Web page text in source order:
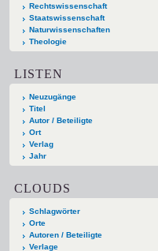
Rechtswissenschaft
Staatswissenschaft
Naturwissenschaften
Theologie
LISTEN
Neuzugänge
Titel
Autor / Beteiligte
Ort
Verlag
Jahr
CLOUDS
Schlagwörter
Orte
Autoren / Beteiligte
Verlage